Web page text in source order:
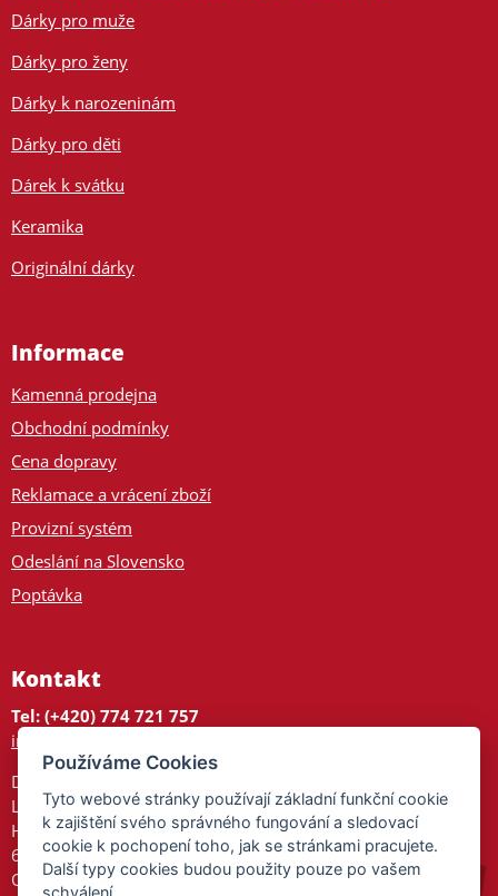
Dárky pro muže
Dárky pro ženy
Dárky k narozeninám
Dárky pro děti
Dárek k svátku
Keramika
Originální dárky
Informace
Kamenná prodejna
Obchodní podmínky
Cena dopravy
Reklamace a vrácení zboží
Provizní systém
Odeslání na Slovensko
Poptávka
Kontakt
Tel: (+420) 774 721 757
info@tajnedarky.cz
Dárkové centrum
Legionářů 2
Hodonín
695 01
Otevřeno:
Používáme Cookies
Tyto webové stránky používají základní funkční cookie
k zajištění svého správného fungování a sledovací
cookie k pochopení toho, jak se stránkami pracujete.
Další typy cookies budou použity pouze po vašem